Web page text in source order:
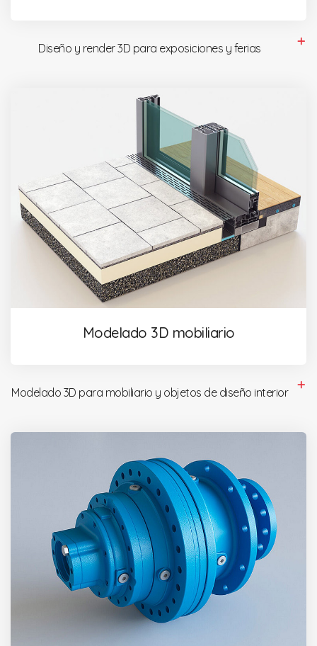
Diseño y render 3D para exposiciones y ferias
Modelado 3D mobiliario
Modelado 3D para mobiliario y objetos de diseño interior